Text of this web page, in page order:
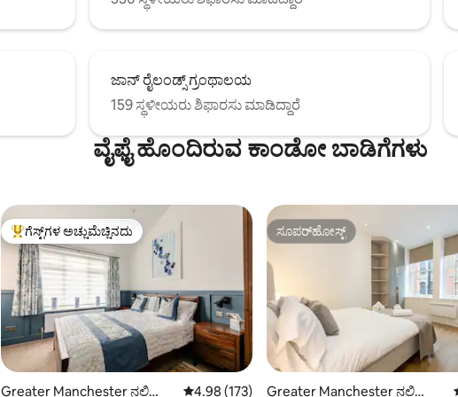
ಜಾನ್ ರೈಲಂಡ್ಸ್ ಗ್ರಂಥಾಲಯ
159 ಸ್ಥಳೀಯರು ಶಿಫಾರಸು ಮಾಡಿದ್ದಾರೆ
ವೈಫೈ ಹೊಂದಿರುವ ಕಾಂಡೋ ಬಾಡಿಗೆಗಳು
ಗೆಸ್ಟ್‌ಗಳಿಗೆ ಅತಿ ಹೆಚ್ಚು ಅಚ್ಚುಮೆಚ್ಚಿನದು
ಗೆಸ್ಟ್‌ಗಳ ಅಚ್ಚುಮೆಚ್ಚಿನದು
Greater Manchester ನಲ್ಲಿ
5 ರಲ್ಲಿ 4.98 ಸರಾಸರಿ ರೇಟಿಂಗ್, 173 ವಿಮರ್ಶೆಗಳು
4.98 (173)
ಸೂಪರ್‌ಹೋಸ್ಟ್
ಸೂಪರ್‌ಹೋಸ್ಟ್
Greater Manchester ನಲ್ಲಿ